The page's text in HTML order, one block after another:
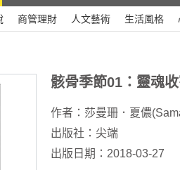
商管理財 人文藝術 生活風格
骸骨季節01：靈魂收
作者： 莎曼珊．夏儂
出版社： 尖端
出版日期：2018-03-27